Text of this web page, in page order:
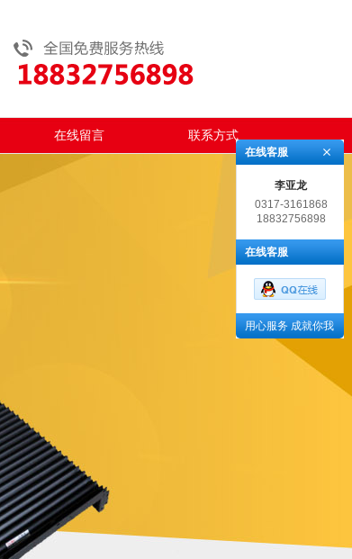
在线留言 联系方式
在线客服
李亚龙
0317-3161868
18832756898
在线客服
用心服务 成就你我